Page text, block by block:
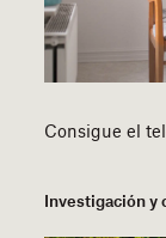
Consigue el
Investigación y